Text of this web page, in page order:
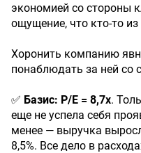
экономией со стороны
ощущение, что кто-то
Хоронить компанию
понаблюдать за ней со
✅ Базис: P/E = 8,7х.
еще не успела себя
менее — выручка
8,5%. Все дело в